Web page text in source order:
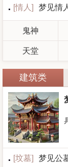
[情人 ] 梦见情
鬼神
天堂
建筑类
[坟墓]
梦见公